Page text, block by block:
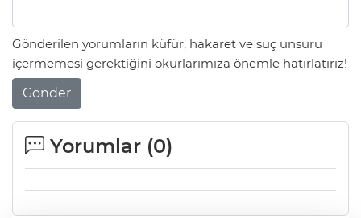
Gönderilen yorumların küfür, hakaret ve suç unsuru
içermemesi gerektiğini okurlarımıza önemle hatırlatırız!
Gönder
Yorumlar (0)